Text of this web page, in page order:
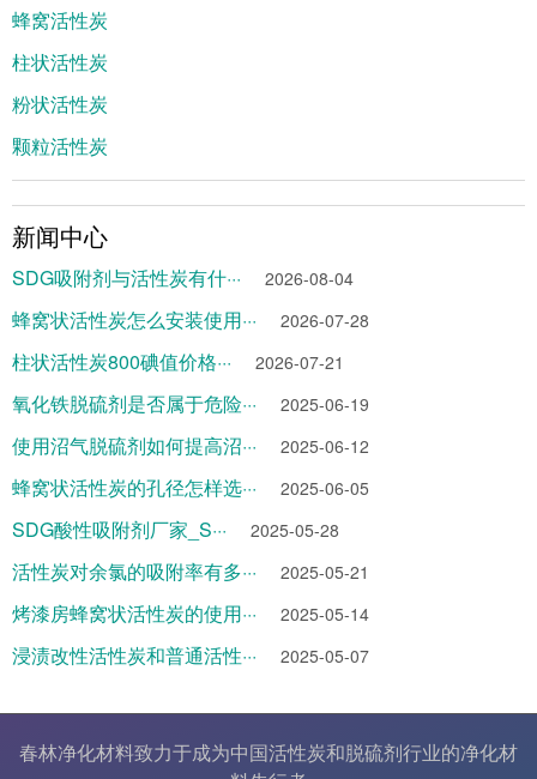
蜂窝活性炭
柱状活性炭
粉状活性炭
颗粒活性炭
新闻中心
SDG吸附剂与活性炭有什··· 2026-08-04
蜂窝状活性炭怎么安装使用··· 2026-07-28
柱状活性炭800碘值价格··· 2026-07-21
氧化铁脱硫剂是否属于危险··· 2025-06-19
使用沼气脱硫剂如何提高沼··· 2025-06-12
蜂窝状活性炭的孔径怎样选··· 2025-06-05
SDG酸性吸附剂厂家_S··· 2025-05-28
活性炭对余氯的吸附率有多··· 2025-05-21
烤漆房蜂窝状活性炭的使用··· 2025-05-14
浸渍改性活性炭和普通活性··· 2025-05-07
春林净化材料致力于成为中国活性炭和脱硫剂行业的净化材